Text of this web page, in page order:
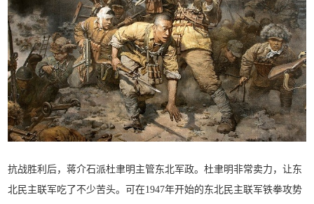
抗战胜利后，蒋介石派杜聿明主管东北军政。杜聿明非常卖力，让东
北民主联军吃了不少苦头。可在1947年开始的东北民主联军铁拳攻势